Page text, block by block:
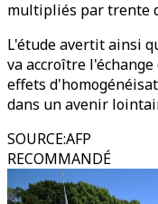
multipliés par trente
L'étude avertit ainsi
va accroître
effets
dans un avenir
SOURCE:AFP
RECOMMANDÉ